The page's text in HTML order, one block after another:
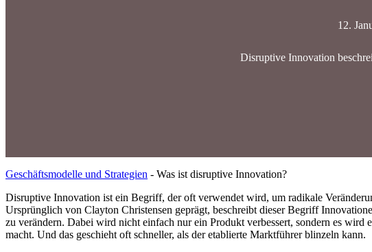
12.
Disruptive Innovation
Geschäftsmodelle und Strategien - Was ist disruptive Innovation?
Disruptive Innovation ist ein Begriff, der oft verwendet wird, um radikale
Ursprünglich von Clayton Christensen geprägt, beschreibt dieser Begriff
zu verändern. Dabei wird nicht einfach nur ein Produkt verbessert, sondern es wird
macht. Und das geschieht oft schneller, als der etablierte Marktführer blinzeln kann.